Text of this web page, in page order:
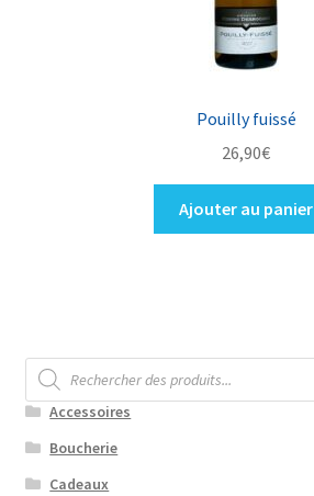
Pouilly fuissé
26,90€
Ajouter au panier
Recherche
de
produits
Accessoires
Boucherie
Cadeaux